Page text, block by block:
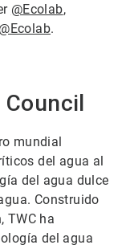
@Ecolab,
@Ecolab.
mundial
del agua al
del agua dulce
Construido
TWC ha
del agua